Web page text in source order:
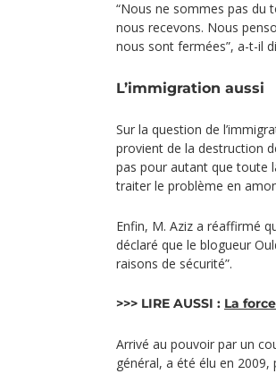
“Nous ne sommes pas du
nous recevons. Nous
nous sont fermées”, a-t-il
L’immigration aussi
Sur la question de
provient de la destruction
pas pour autant que toute
traiter le problème en
Enfin, M. Aziz a réaffirmé
déclaré que le blogueur
raisons de sécurité”.
>>> LIRE AUSSI : La
Arrivé au pouvoir par un
général, a été élu en 2009,